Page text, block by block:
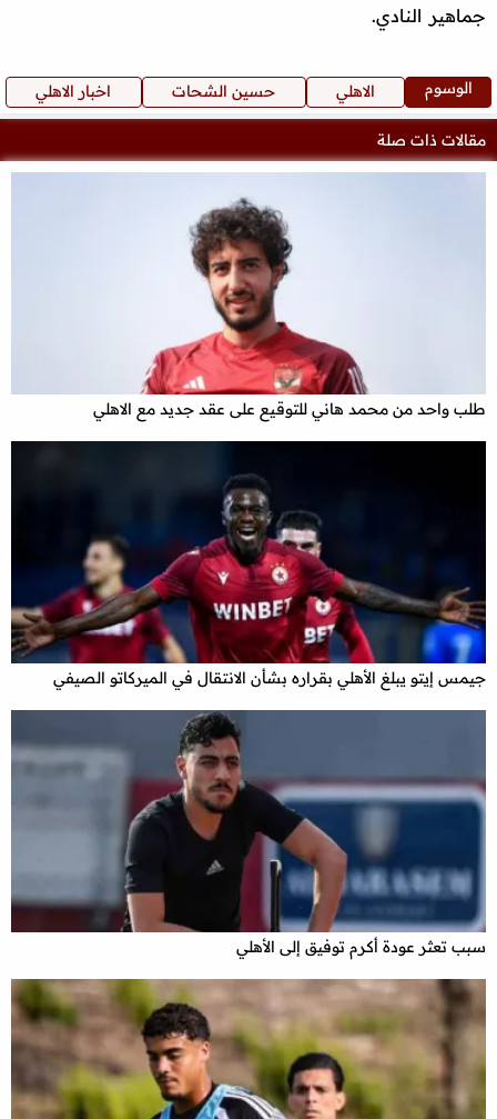
جماهير النادي.
الوسوم الاهلي حسين الشحات اخبار الاهلي
مقالات ذات صلة
طلب واحد من محمد هاني للتوقيع على عقد جديد مع الاهلي
جيمس إيتو يبلغ الأهلي بقراره بشأن الانتقال في الميركاتو الصيفي
سبب تعثر عودة أكرم توفيق إلى الأهلي